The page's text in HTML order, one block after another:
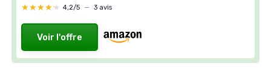
★★★★★
★★★★★ 4,2/5 — 3 avis
Voir l'offre